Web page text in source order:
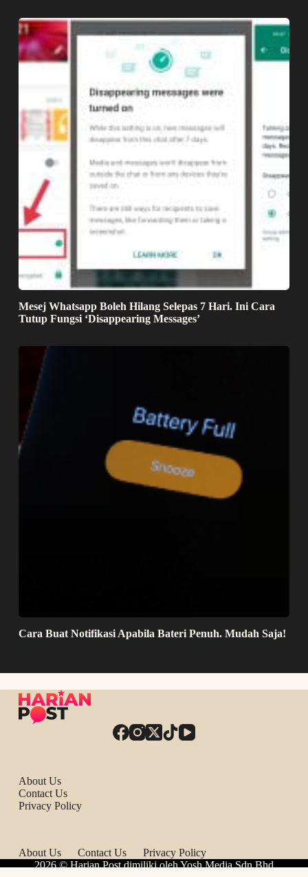
Mesej Whatsapp Boleh Hilang Selepas 7 Hari. Ini Cara
Tutup Fungsi ‘Disappearing Messages’
Cara Buat Notifikasi Apabila Bateri Penuh. Mudah Saja!
About Us
Contact Us
Privacy Policy
About Us Contact Us
Privacy Policy
2026 © Harian Post dimiliki oleh Yosh Media Sdn Bhd